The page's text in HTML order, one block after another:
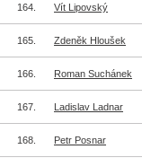
164. Vít Lipovský
165. Zdeněk Hloušek
166. Roman Suchánek
167. Ladislav Ladnar
168. Petr Posnar